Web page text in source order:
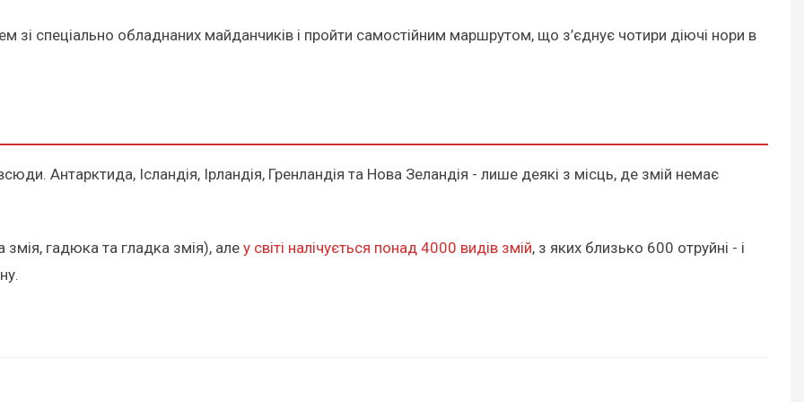
зі спеціально обладнаних майданчиків і пройти самостійним маршрутом, що з’єднує чотири діючі нори в
Антарктида, Ісландія, Ірландія, Гренландія та Нова Зеландія - лише деякі з місць, де змій немає
гадюка та гладка змія), але у світі налічується понад 4000 видів змій, з яких близько 600 отруйні - і